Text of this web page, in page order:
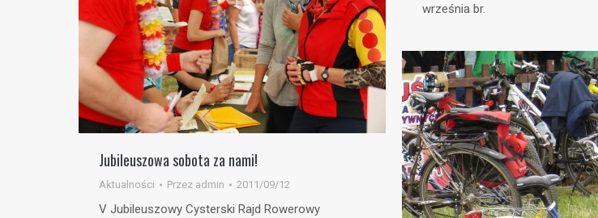
września br.
Jubileuszowa sobota za nami!
Aktualności Przez admin 2011/09/12
V Jubileuszowy Cysterski Rajd Rowerowy